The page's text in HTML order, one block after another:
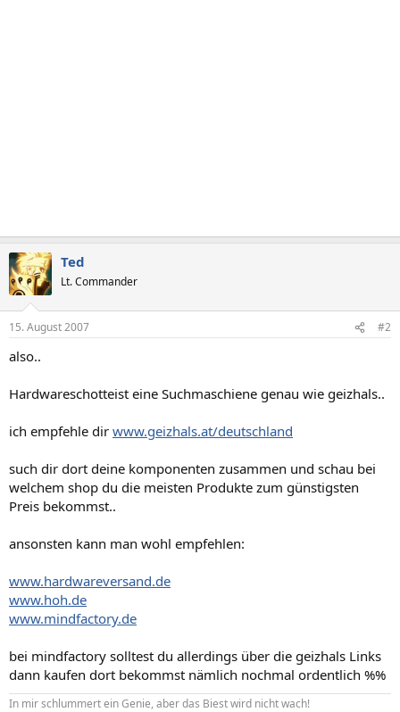
Ted
Lt. Commander
15. August 2007 #2
also..
Hardwareschotteist eine Suchmaschiene genau wie geizhals..
ich empfehle dir www.geizhals.at/deutschland
such dir dort deine komponenten zusammen und schau bei
welchem shop du die meisten Produkte zum günstigsten
Preis bekommst..
ansonsten kann man wohl empfehlen:
www.hardwareversand.de
www.hoh.de
www.mindfactory.de
bei mindfactory solltest du allerdings über die geizhals Links
dann kaufen dort bekommst nämlich nochmal ordentlich %%
In mir schlummert ein Genie, aber das Biest wird nicht wach!